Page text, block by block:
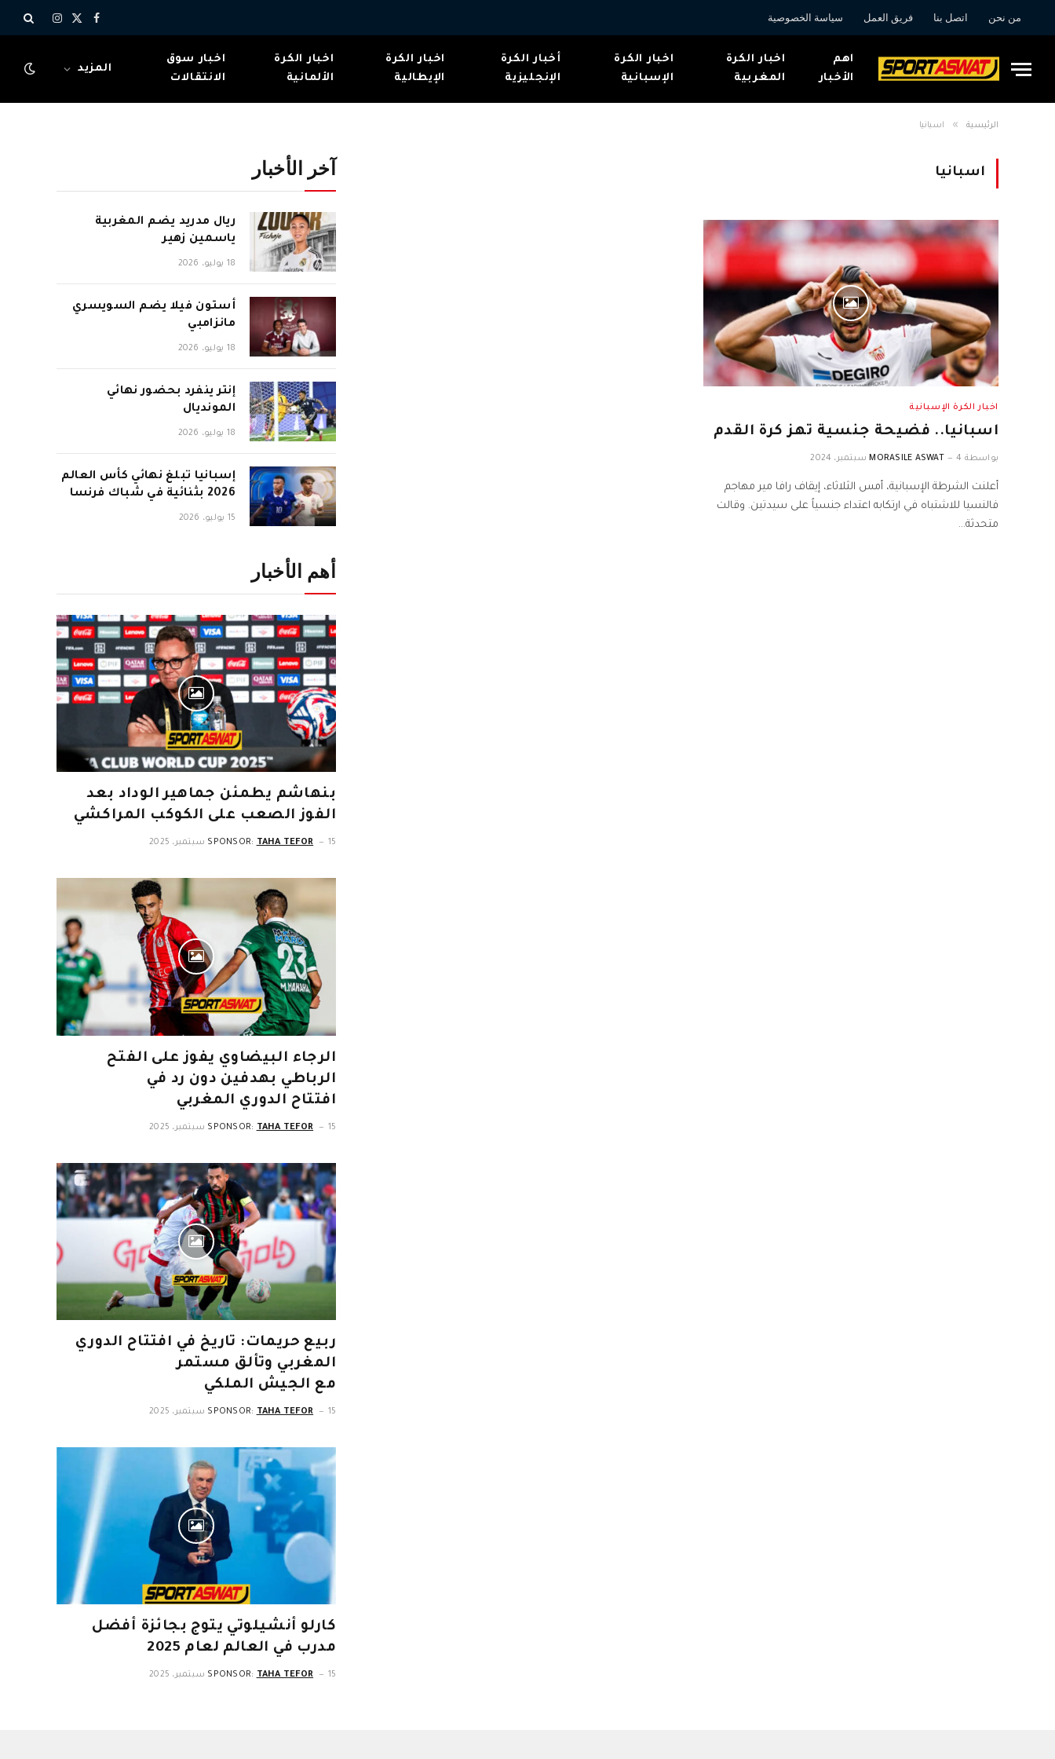
من نحن اتصل بنا فريق العمل سياسة الخصوصية
فيسبوك
X
الانستغرام
اهم
الأخبار
اخبار الكرة
المغربية
اخبار الكرة
الإسبانية
أخبار الكرة
الإنجليزية
اخبار الكرة
الإيطالية
اخبار الكرة
الألمانية
اخبار سوق
الانتقالات
المزيد
الرئيسية » اسبانيا
اسبانيا
اخبار الكرة الإسبانية
اسبانيا.. فضيحة جنسية تهز كرة القدم
بواسطة MORASILE ASWAT 4 سبتمبر، 2024
أعلنت الشرطة الإسبانية، أمس الثلاثاء، إيقاف رافا مير مهاجم
فالنسيا للاشتباه في ارتكابه اعتداء جنسياً على سيدتين. وقالت
متحدثة…
آخر الأخبار
ريال مدريد يضم المغربية
ياسمين زهير
18 يوليو، 2026
أستون فيلا يضم السويسري
مانزامبي
18 يوليو، 2026
إنتر ينفرد بحضور نهائي
المونديال
18 يوليو، 2026
إسبانيا تبلغ نهائي كأس العالم
2026 بثنائية في شباك فرنسا
15 يوليو، 2026
أهم الأخبار
بنهاشم يطمئن جماهير الوداد بعد
الفوز الصعب على الكوكب المراكشي
SPONSOR: TAHA TEFOR 15 سبتمبر، 2025
الرجاء البيضاوي يفوز على الفتح
الرباطي بهدفين دون رد في
افتتاح الدوري المغربي
SPONSOR: TAHA TEFOR 15 سبتمبر، 2025
ربيع حريمات: تاريخ في افتتاح الدوري
المغربي وتألق مستمر
مع الجيش الملكي
SPONSOR: TAHA TEFOR 15 سبتمبر، 2025
كارلو أنشيلوتي يتوج بجائزة أفضل
مدرب في العالم لعام 2025
SPONSOR: TAHA TEFOR 15 سبتمبر، 2025